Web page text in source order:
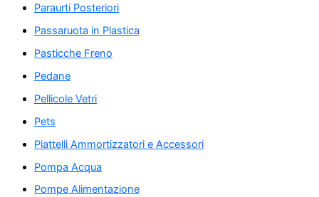
Paraurti Posteriori
Passaruota in Plastica
Pasticche Freno
Pedane
Pellicole Vetri
Pets
Piattelli Ammortizzatori e Accessori
Pompa Acqua
Pompe Alimentazione